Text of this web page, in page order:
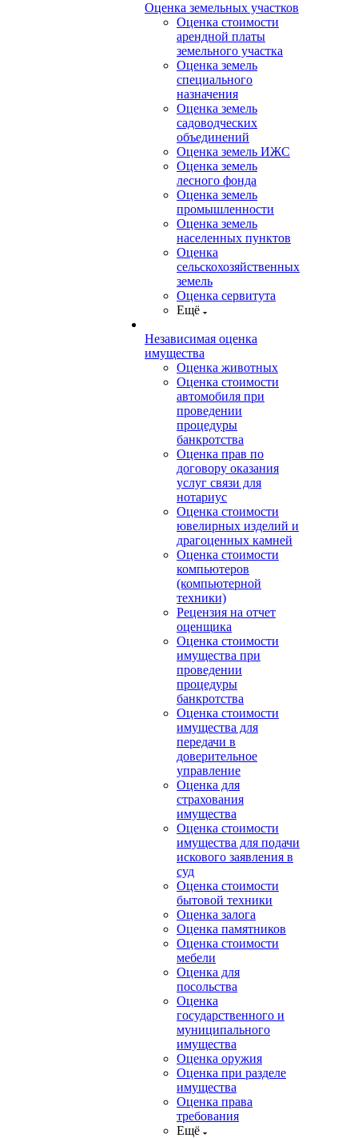
Оценка земельных участков
Оценка стоимости
арендной платы
земельного участка
Оценка земель
специального
назначения
Оценка земель
садоводческих
объединений
Оценка земель ИЖС
Оценка земель
лесного фонда
Оценка земель
промышленности
Оценка земель
населенных пунктов
Оценка
сельскохозяйственных
земель
Оценка сервитута
Ещё
Независимая оценка
имущества
Оценка животных
Оценка стоимости
автомобиля при
проведении
процедуры
банкротства
Оценка прав по
договору оказания
услуг связи для
нотариус
Оценка стоимости
ювелирных изделий и
драгоценных камней
Оценка стоимости
компьютеров
(компьютерной
техники)
Рецензия на отчет
оценщика
Оценка стоимости
имущества при
проведении
процедуры
банкротства
Оценка стоимости
имущества для
передачи в
доверительное
управление
Оценка для
страхования
имущества
Оценка стоимости
имущества для подачи
искового заявления в
суд
Оценка стоимости
бытовой техники
Оценка залога
Оценка памятников
Оценка стоимости
мебели
Оценка для
посольства
Оценка
государственного и
муниципального
имущества
Оценка оружия
Оценка при разделе
имущества
Оценка права
требования
Ещё